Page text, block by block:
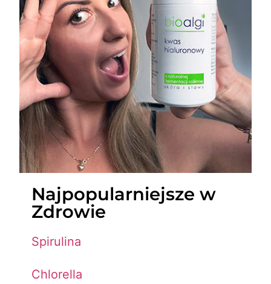
Najpopularniejsze w
Zdrowie
Spirulina
Chlorella